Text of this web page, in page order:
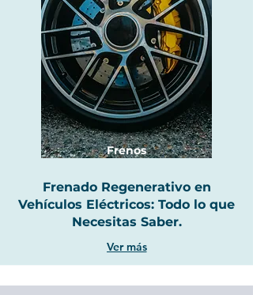
Frenos
Frenado Regenerativo en
Vehículos Eléctricos: Todo lo que
Necesitas Saber.
Ver más